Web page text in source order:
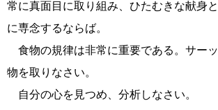
常に真面目に取り組み、ひたむきな献身
に専念するならば。
食物の規律は非常に重要である。サー
物を取りなさい。
自分の心を見つめ、分析しなさい。